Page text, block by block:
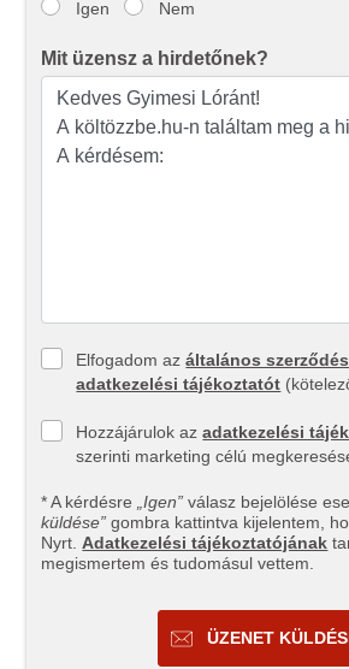
Igen Nem
Mit üzensz a hirdetőnek?
Elfogadom azáltalános
adatkezelési tájékoztatót
Hozzájárulok azadatkezelési
szerinti marketing célú
* A kérdésre „Igen” válasz bejelölése
küldése” gombra kattintva kijelentem,
Nyrt. Adatkezelési tájékoztatójának
megismertem és tudomásul vettem.
ÜZENET